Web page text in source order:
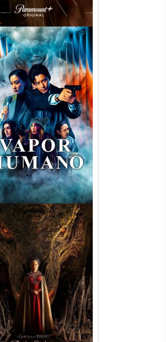
1ª Temporada
(2026) WEB-DL 1080p
Dual Áudio
Casa do Dragão 1ª
Torrent (2022)
DL 720p/1080p Dual
Áudio